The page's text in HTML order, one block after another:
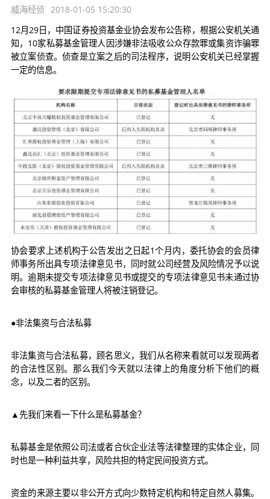
威海经侦
2018-01-05 15:20:30
12月29日，中国证券投资基金业协会发布公告称，根据公安机关通
知，10家私募基金管理人因涉嫌非法吸收公众存款罪或集资诈骗罪
被立案侦查。侦查是立案之后的司法程序，说明公安机关已经掌握
一定的信息。
协会要求上述机构于公告发出之日起1个月内，委托协会的会员律
师事务所出具专项法律意见书，同时就公司经营及风险情况予以说
明。逾期未提交专项法律意见书或提交的专项法律意见书未通过协
会审核的私募基金管理人将被注销登记。
●非法集资与合法私募
非法集资与合法私募，顾名思义，我们从名称来看就可以发现两者
的合法性区别。那么我们今天就以法律上的角度分析下他们的概
念，以及二者的区别。
▲先我们来看一下什么是私募基金？
私募基金是依照公司法或者合伙企业法等法律整理的实体企业，同
时也是一种利益共享，风险共担的特定民间投资方式。
资金的来源主要以非公开方式向少数特定机构和特定自然人募集。